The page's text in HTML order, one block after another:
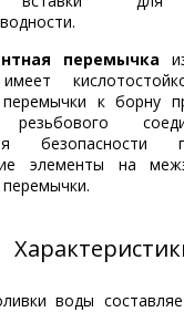
перемычка
к борну
безопасности
элементы на
воды